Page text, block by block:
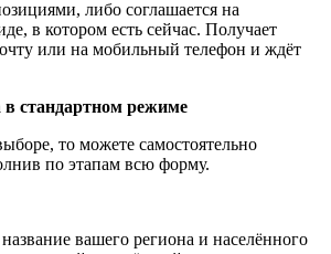
либо соглашается на
в котором есть сейчас. Получает
или на мобильный телефон и ждёт
в стандартном режиме
то можете самостоятельно
по этапам всю форму.
вашего региона и населённого